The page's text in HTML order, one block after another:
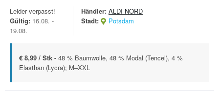
Leider verpasst!
Gültig: 16.08. -
19.08.
Händler: ALDI NORD
Stadt:
Potsdam
€ 8,99 / Stk - 48 % Baumwolle, 48 % Modal (Tencel), 4 %
Elasthan (Lycra); M–XXL